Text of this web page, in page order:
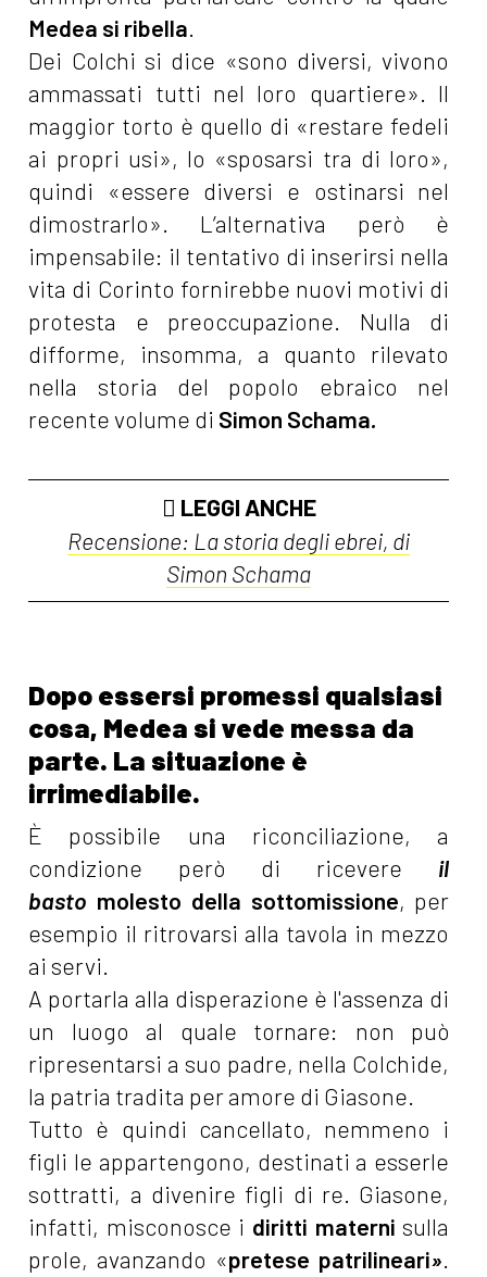
Medea si ribella.
Dei Colchi si dice «sono diversi, vivono
ammassati tutti nel loro quartiere». Il
maggior torto è quello di «restare fedeli
ai propri usi», lo «sposarsi tra di loro»,
quindi «essere diversi e ostinarsi nel
dimostrarlo». L’alternativa però è
impensabile: il tentativo di inserirsi nella
vita di Corinto fornirebbe nuovi motivi di
protesta e preoccupazione. Nulla di
difforme, insomma, a quanto rilevato
nella storia del popolo ebraico nel
recente volume di Simon Schama.
LEGGI ANCHE
Recensione: La storia degli ebrei, di
Simon Schama
Dopo essersi promessi qualsiasi
cosa, Medea si vede messa da
parte. La situazione è
irrimediabile.
È possibile una riconciliazione, a
condizione però di ricevere
il
basto molesto della sottomissione, per
esempio il ritrovarsi alla tavola in mezzo
ai servi.
A portarla alla disperazione è l'assenza di
un luogo al quale tornare: non può
ripresentarsi a suo padre, nella Colchide,
la patria tradita per amore di Giasone.
Tutto è quindi cancellato, nemmeno i
figli le appartengono, destinati a esserle
sottratti, a divenire figli di re. Giasone,
infatti, misconosce i diritti materni sulla
prole, avanzando «pretese patrilineari».